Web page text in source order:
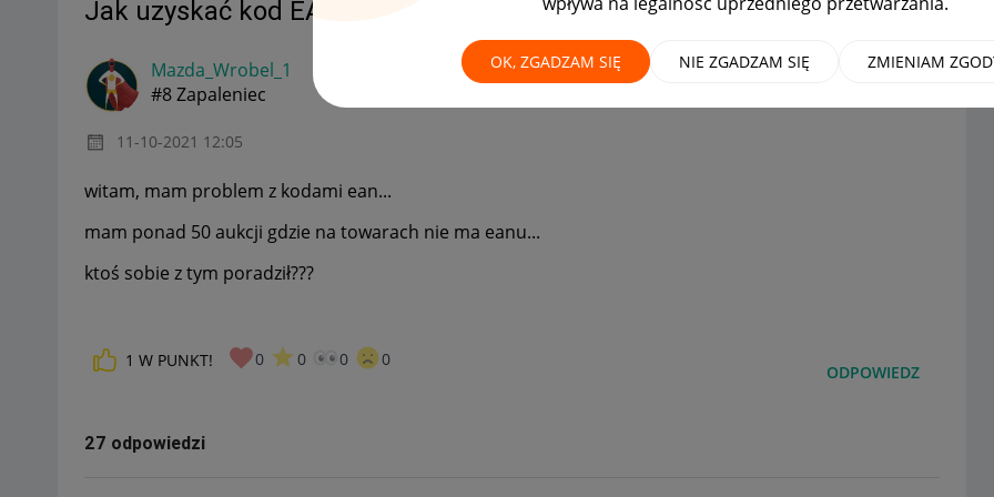
OK, ZGADZAM SIĘ NIE ZGADZAM SIĘ ZMIENIAM
Jak uzyskać kod EAN? MAMY ROZWIĄZANIE!
Mazda_Wrobel_1
#8 Zapaleniec
‎11-10-2021 12:05
witam, mam problem z kodami ean...
mam ponad 50 aukcji gdzie na towarach nie ma eanu...
ktoś sobie z tym poradził???
1 W PUNKT! 0 0 0 0
ODPOWIEDZ
27 odpowiedzi